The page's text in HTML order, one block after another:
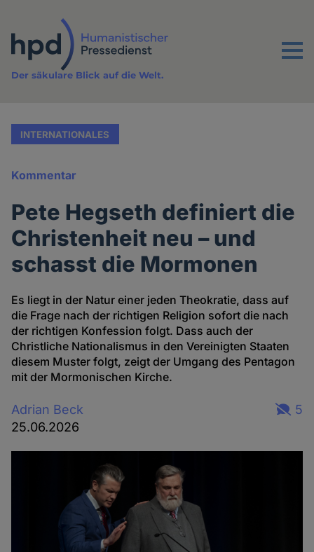
Inhalt
Menu
Der säkulare Blick auf die Welt.
INTERNATIONALES
Kommentar
Pete Hegseth definiert die
Christenheit neu – und
schasst die Mormonen
Es liegt in der Natur einer jeden Theokratie, dass auf
die Frage nach der richtigen Religion sofort die nach
der richtigen Konfession folgt. Dass auch der
Christliche Nationalismus in den Vereinigten Staaten
diesem Muster folgt, zeigt der Umgang des Pentagon
mit der Mormonischen Kirche.
Adrian Beck
25.06.2026
5